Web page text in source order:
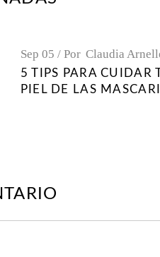
Sep 05 Por Claudia
5 TIPS PARA CUIDAR
PIEL DE LAS